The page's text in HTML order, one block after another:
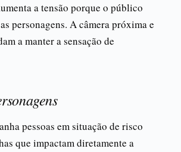
a tensão porque o público
personagens. A câmera próxima e
a manter a sensação de
pessoas em situação de risco
que impactam diretamente a